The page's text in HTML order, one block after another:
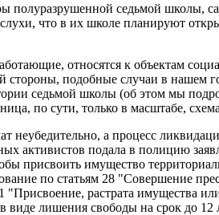
полуразрушенной седьмой школы,
что в их школе планируют
относятся к объектам
подобные случаи в нашем
седьмой школы (об этом мы
по сути, только в масштабе,
неубедительно, а процесс
активистов подала в полицию
присвоить имущество
по статьям 28 "Совершение
растрата имущества
лишения свободы на срок до 12